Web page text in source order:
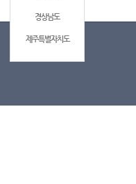
경상남도
제주특별자치도